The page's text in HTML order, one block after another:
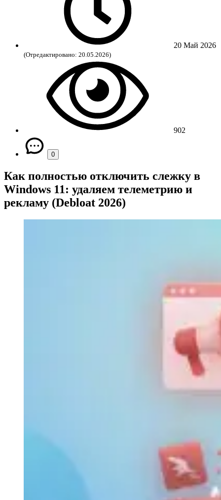
20 Май 2026
(Отредактировано: 20.05.2026)
902
0
Как полностью отключить слежку в
Windows 11: удаляем телеметрию и
рекламу (Debloat 2026)